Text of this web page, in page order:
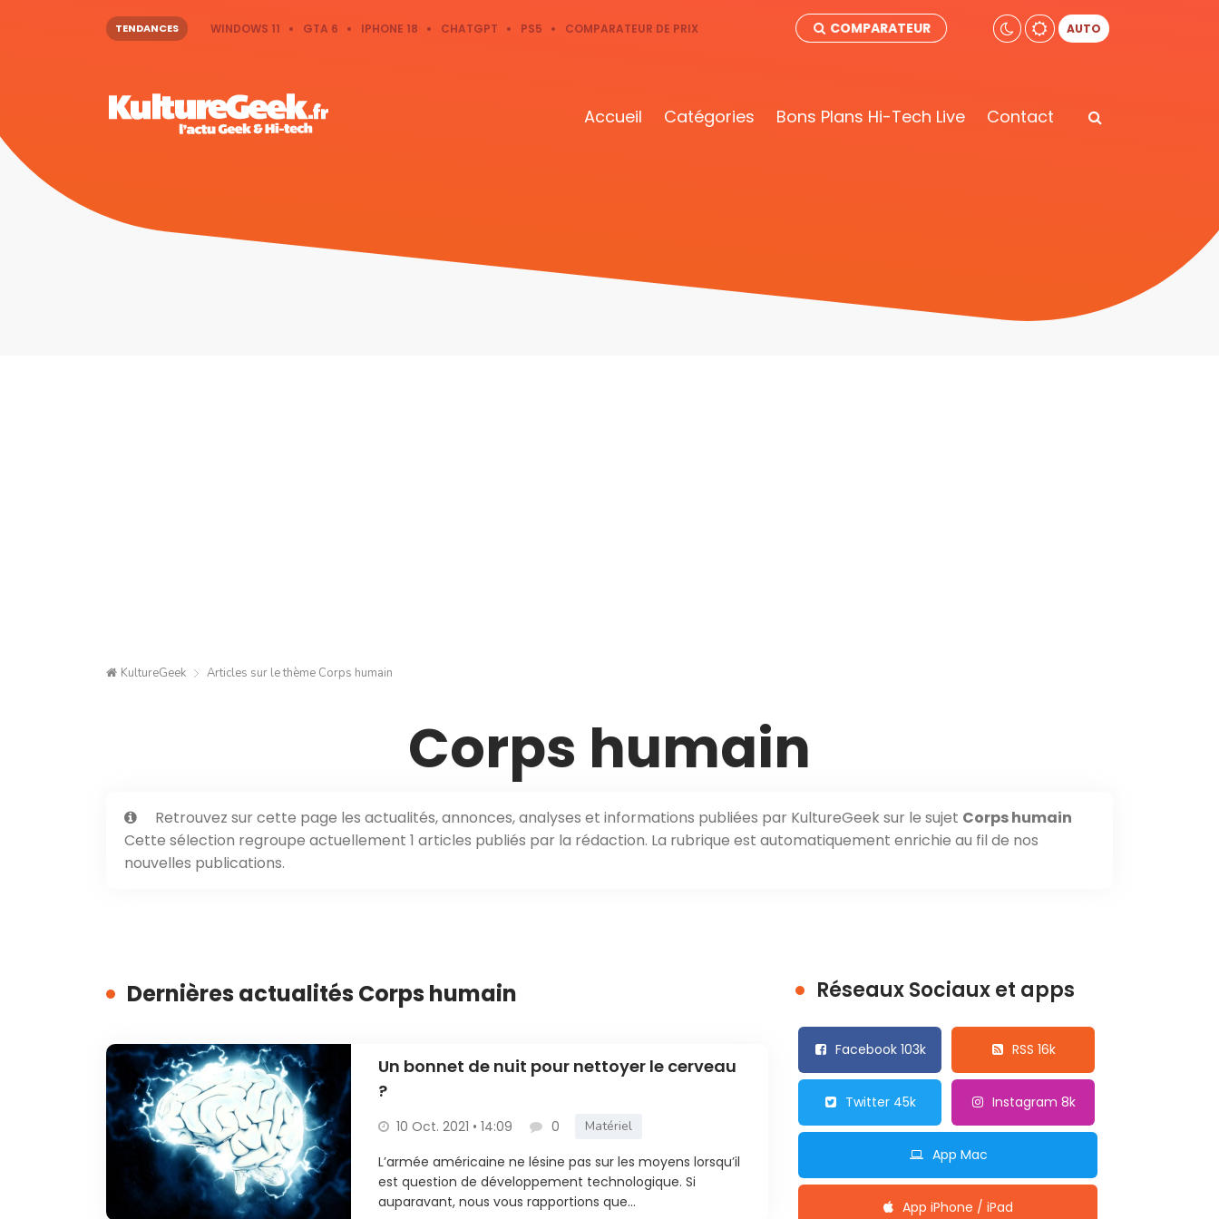
TENDANCES WINDOWS 11 GTA 6 IPHONE 18 CHATGPT PS5 COMPARATEUR DE PRIX COMPARATEUR AUTO
Accueil Catégories Bons Plans Hi-Tech Live Contact
KultureGeek Articles sur le thème Corps humain
Corps humain
Retrouvez sur cette page les actualités, annonces, analyses et informations publiées par KultureGeek sur le sujet Corps humain
Cette sélection regroupe actuellement 1 articles publiés par la rédaction. La rubrique est automatiquement enrichie au fil de nos
nouvelles publications.
Dernières actualités Corps humain
Un bonnet de nuit pour nettoyer le cerveau
?
10 Oct. 2021 • 14:09 0 Matériel
L’armée américaine ne lésine pas sur les moyens lorsqu’il
est question de développement technologique. Si
auparavant, nous vous rapportions que...
Réseaux Sociaux et apps
Facebook 103k RSS 16k
Twitter 45k Instagram 8k
App Mac
App iPhone / iPad